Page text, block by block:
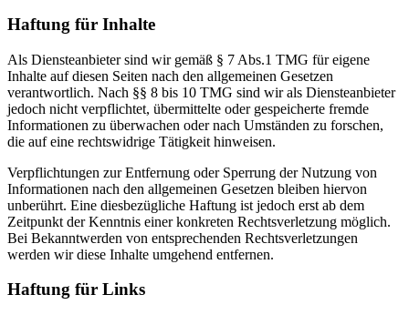
Haftung für Inhalte
Als Diensteanbieter sind wir gemäß § 7 Abs.1 TMG für eigene
Inhalte auf diesen Seiten nach den allgemeinen Gesetzen
verantwortlich. Nach §§ 8 bis 10 TMG sind wir als Diensteanbieter
jedoch nicht verpflichtet, übermittelte oder gespeicherte fremde
Informationen zu überwachen oder nach Umständen zu forschen,
die auf eine rechtswidrige Tätigkeit hinweisen.
Verpflichtungen zur Entfernung oder Sperrung der Nutzung von
Informationen nach den allgemeinen Gesetzen bleiben hiervon
unberührt. Eine diesbezügliche Haftung ist jedoch erst ab dem
Zeitpunkt der Kenntnis einer konkreten Rechtsverletzung möglich.
Bei Bekanntwerden von entsprechenden Rechtsverletzungen
werden wir diese Inhalte umgehend entfernen.
Haftung für Links